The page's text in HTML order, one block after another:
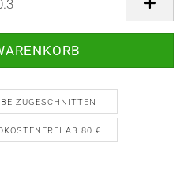
ZUGESCHNITTEN
AB 80 €